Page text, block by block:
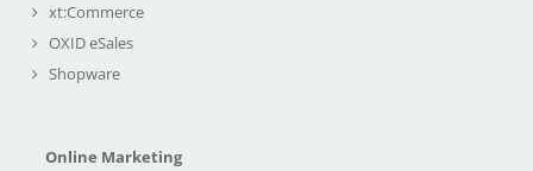
xt:Commerce
OXID eSales
Shopware
Online Marketing